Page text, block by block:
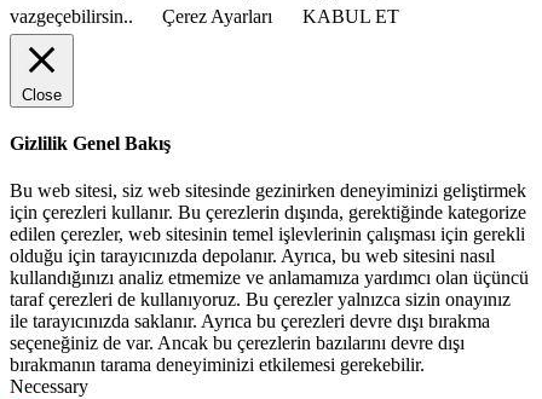
vazgeçebilirsin..
Çerez Ayarları KABUL ET
Close
Gizlilik Genel Bakış
Bu web sitesi, siz web sitesinde gezinirken deneyiminizi geliştirmek
için çerezleri kullanır. Bu çerezlerin dışında, gerektiğinde kategorize
edilen çerezler, web sitesinin temel işlevlerinin çalışması için gerekli
olduğu için tarayıcınızda depolanır. Ayrıca, bu web sitesini nasıl
kullandığınızı analiz etmemize ve anlamamıza yardımcı olan üçüncü
taraf çerezleri de kullanıyoruz. Bu çerezler yalnızca sizin onayınız
ile tarayıcınızda saklanır. Ayrıca bu çerezleri devre dışı bırakma
seçeneğiniz de var. Ancak bu çerezlerin bazılarını devre dışı
bırakmanın tarama deneyiminizi etkilemesi gerekebilir.
Necessary